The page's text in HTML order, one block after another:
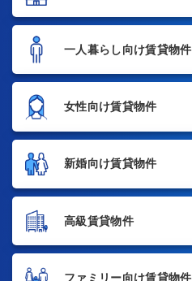
一人暮らし向け賃貸物件
女性向け賃貸物件
新婚向け賃貸物件
高級賃貸物件
ファミリー向け賃貸物件